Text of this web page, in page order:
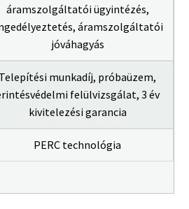
áramszolgáltatói ügyintézés,
áramszolgáltatói
jóváhagyás
Telepítési munkadíj, próbaüzem,
felülvizsgálat, 3 év
kivitelezési garancia
PERC technológia